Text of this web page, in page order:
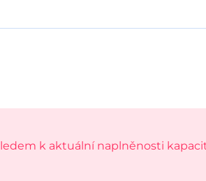
k aktuální naplněnosti